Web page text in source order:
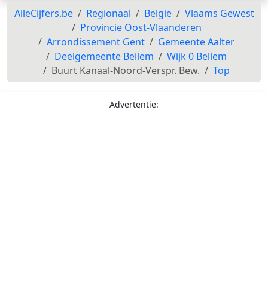
AlleCijfers.be Regionaal België
Vlaams Gewest
Provincie Oost-Vlaanderen
Arrondissement Gent
Gemeente Aalter
Deelgemeente Bellem
Wijk 0 Bellem
Buurt Kanaal-Noord-Verspr. Bew.
Top
Advertentie: